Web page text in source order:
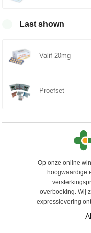
Last shown
Valif 20mg
Proefset
Op onze online
hoogwaardige
overboeking. Wij
expresslevering